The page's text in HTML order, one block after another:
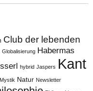
Club der lebenden
Globalisierung Habermas
hybrid Jaspers Kant
Mystik Natur Newsletter